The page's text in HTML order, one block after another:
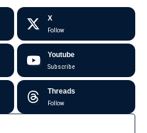
X
Follow
Youtube
Subscribe
Threads
Follow